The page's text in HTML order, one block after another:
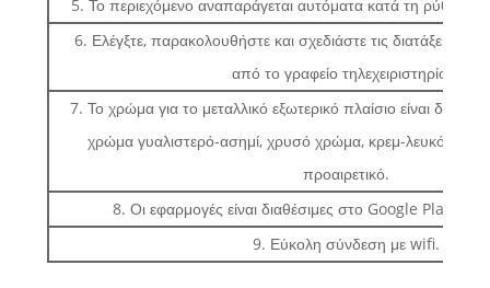
5. Το περιεχόμενο αναπαράγεται αυτόματα κατά τη
6. Ελέγξτε, παρακολουθήστε και σχεδιάστε τις διατάξεις
από το γραφείο τηλεχειριστηρίου.
7. Το χρώμα για το μεταλλικό εξωτερικό πλαίσιο είναι
χρώμα γυαλιστερό-ασημί, χρυσό χρώμα, κρεμ-λευκό
προαιρετικό.
8. Οι εφαρμογές είναι διαθέσιμες στο Google Play και
9. Εύκολη σύνδεση με wifi.